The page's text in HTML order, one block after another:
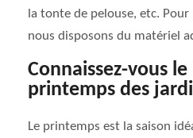
la tonte de pelouse, etc.
nous disposons du matériel
Connaissez-vous
printemps des
Le printemps est la saison